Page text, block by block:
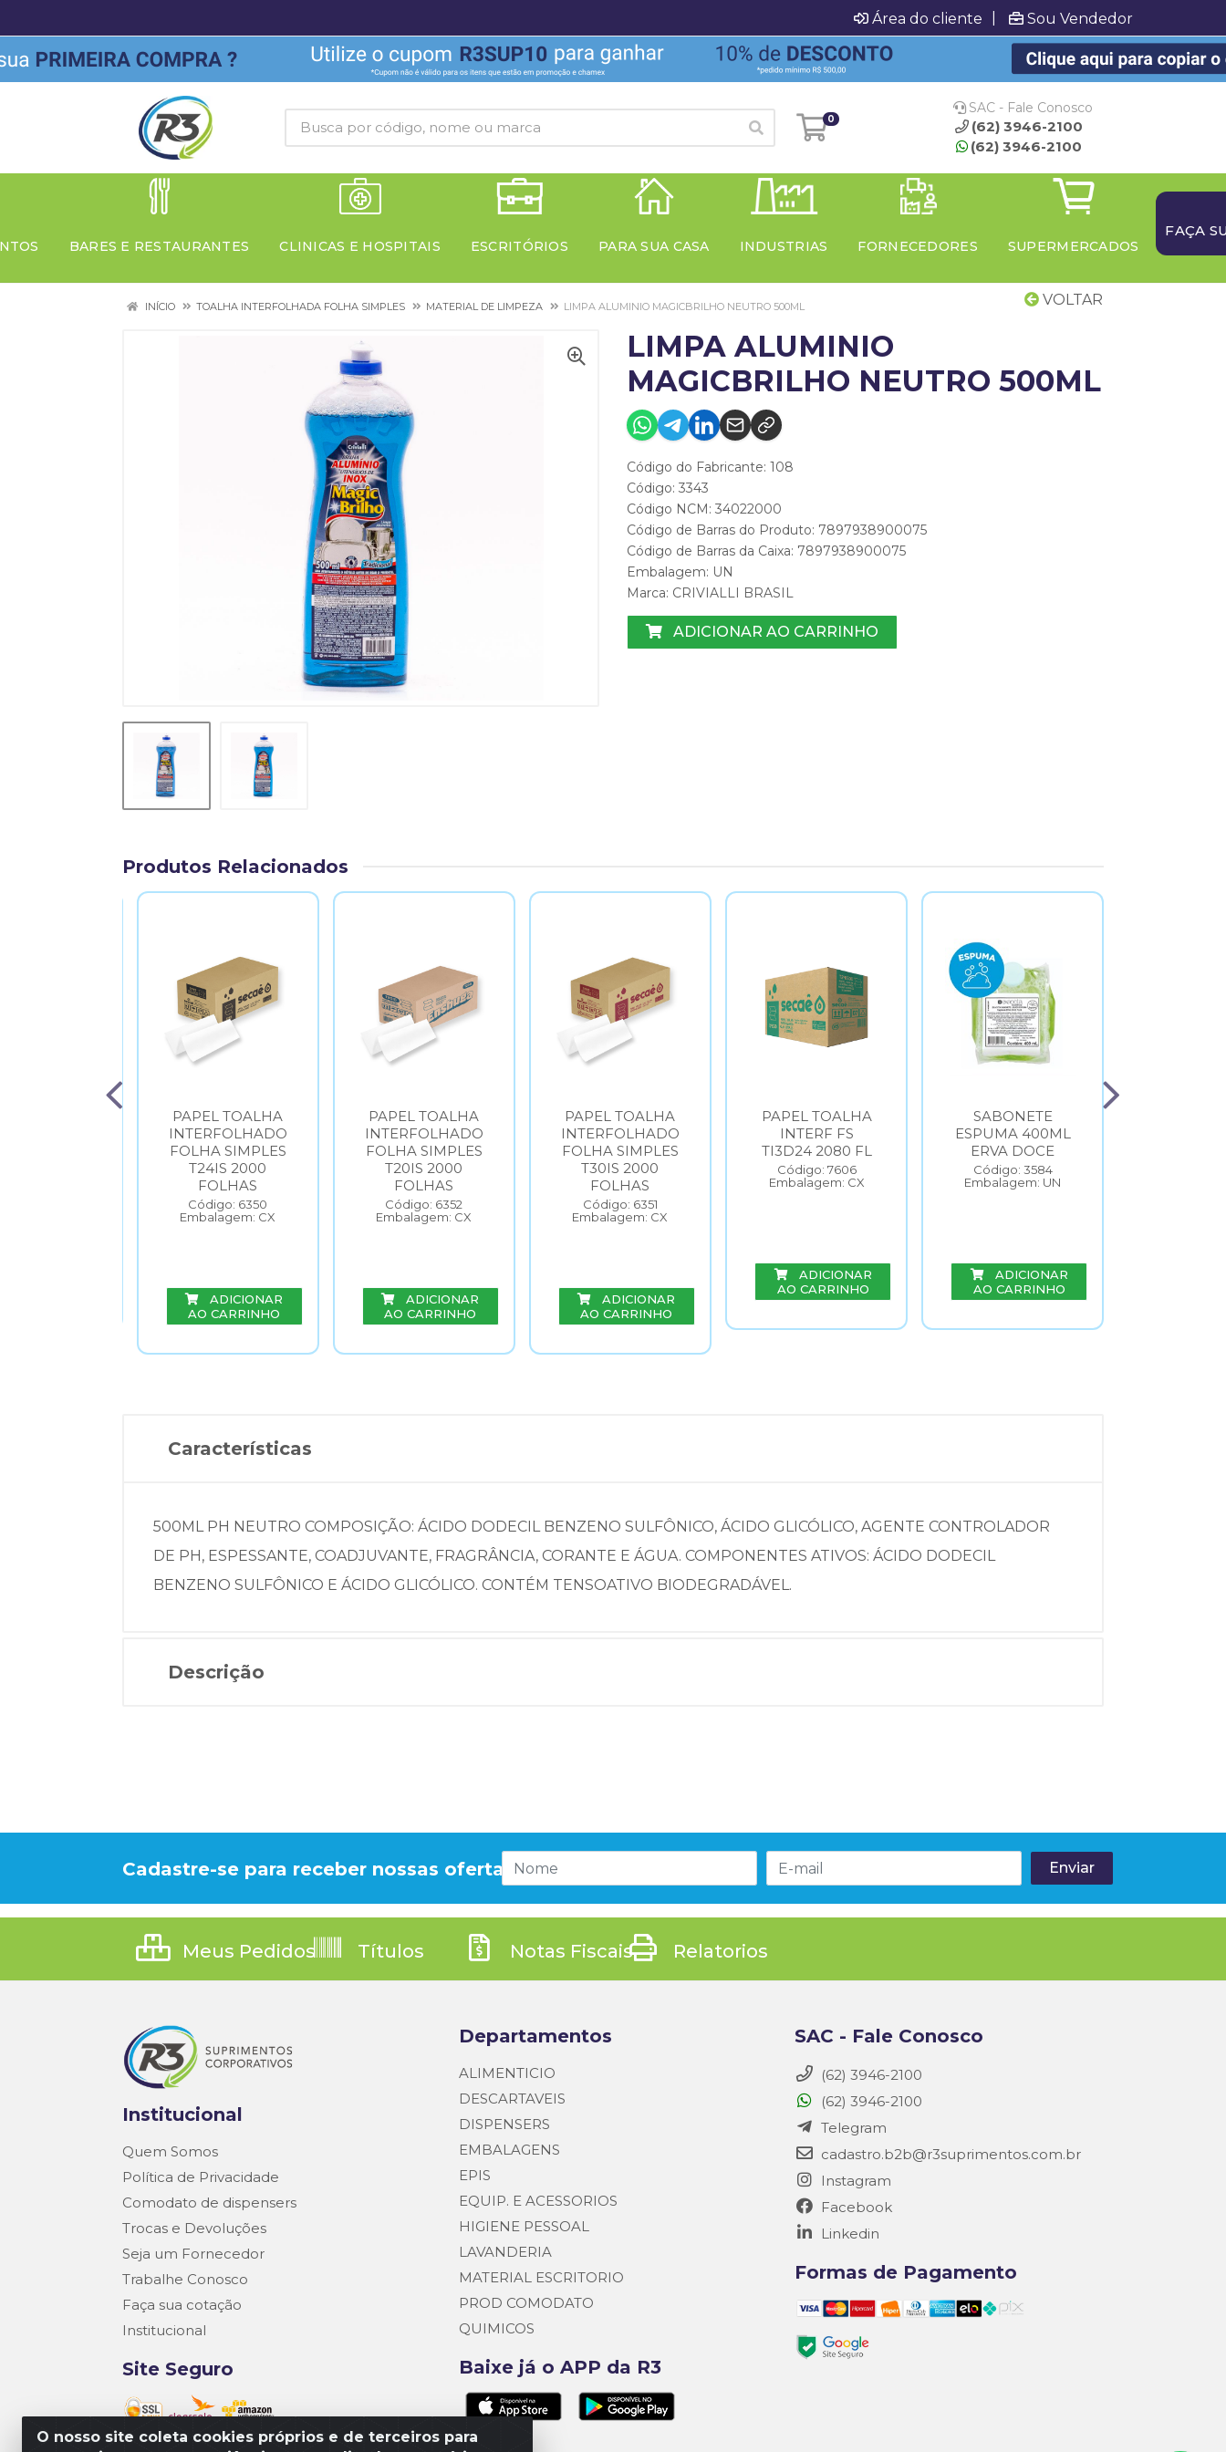
Área do cliente Sou Vendedor
0
SAC - Fale Conosco
(62) 3946-2100
(62) 3946-2100
BARES E RESTAURANTES CLINICAS E HOSPITAIS ESCRITÓRIOS PARA SUA CASA INDUSTRIAS FORNECEDORES SUPERMERCADOS
FAÇA
VOLTAR
INÍCIO TOALHA INTERFOLHADA FOLHA SIMPLES MATERIAL DE LIMPEZA LIMPA ALUMINIO MAGICBRILHO NEUTRO 500ML
LIMPA ALUMINIO
MAGICBRILHO NEUTRO 500ML
Código do Fabricante: 108
Código: 3343
Código NCM: 34022000
Código de Barras do Produto: 7897938900075
Código de Barras da Caixa: 7897938900075
Embalagem: UN
Marca: CRIVIALLI BRASIL
ADICIONAR AO CARRINHO
Produtos Relacionados
PAPEL TOALHA
INTERFOLHADO
FOLHA SIMPLES
T24IS 2000
FOLHAS
Código: 6350
Embalagem: CX
ADICIONAR
AO CARRINHO
PAPEL TOALHA
INTERFOLHADO
FOLHA SIMPLES
T20IS 2000
FOLHAS
Código: 6352
Embalagem: CX
ADICIONAR
AO CARRINHO
PAPEL TOALHA
INTERFOLHADO
FOLHA SIMPLES
T30IS 2000
FOLHAS
Código: 6351
Embalagem: CX
ADICIONAR
AO CARRINHO
PAPEL TOALHA
INTERF FS
TI3D24 2080 FL
Código: 7606
Embalagem: CX
ADICIONAR
AO CARRINHO
SABONETE
ESPUMA 400ML
ERVA DOCE
Código: 3584
Embalagem: UN
ADICIONAR
AO CARRINHO
Características
500ML PH NEUTRO COMPOSIÇÃO: ÁCIDO DODECIL BENZENO SULFÔNICO, ÁCIDO GLICÓLICO, AGENTE CONTROLADOR
DE PH, ESPESSANTE, COADJUVANTE, FRAGRÂNCIA, CORANTE E ÁGUA. COMPONENTES ATIVOS: ÁCIDO DODECIL
BENZENO SULFÔNICO E ÁCIDO GLICÓLICO. CONTÉM TENSOATIVO BIODEGRADÁVEL.
Descrição
O nosso site coleta cookies próprios e de terceiros para
Cadastre-se para receber nossas ofertas!
Meus Pedidos Títulos Notas Fiscais Relatorios
Institucional
Quem Somos
Política de Privacidade
Comodato de dispensers
Trocas e Devoluções
Seja um Fornecedor
Trabalhe Conosco
Faça sua cotação
Institucional
Site Seguro
Departamentos
ALIMENTICIO
DESCARTAVEIS
DISPENSERS
EMBALAGENS
EPIS
EQUIP. E ACESSORIOS
HIGIENE PESSOAL
LAVANDERIA
MATERIAL ESCRITORIO
PROD COMODATO
QUIMICOS
Baixe já o APP da R3
SAC - Fale Conosco
(62) 3946-2100
(62) 3946-2100
Telegram
cadastro.b2b@r3suprimentos.com.br
Instagram
Facebook
Linkedin
Formas de Pagamento